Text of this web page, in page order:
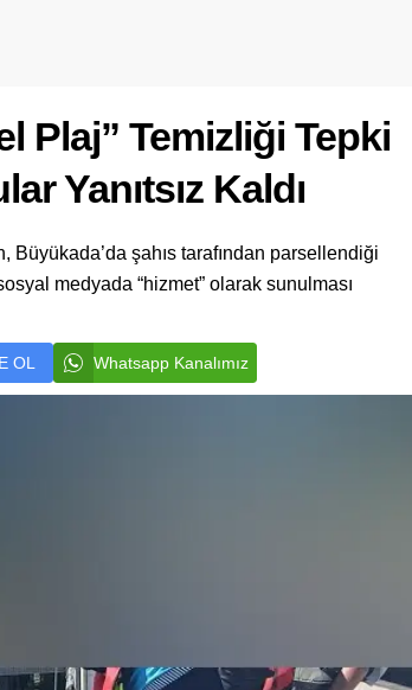
Plaj” Temizliği Tepki
Yanıtsız Kaldı
şahıs tarafından parsellendiği
medyada “hizmet” olarak sunulması
OL Whatsapp Kanalımız